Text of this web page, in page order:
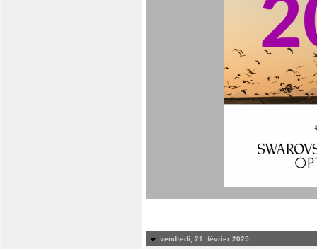
vendredi, 21. février 2025